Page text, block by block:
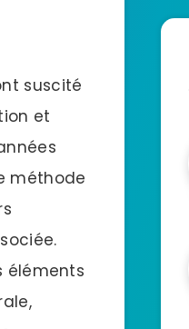
suscité
et
méthode
éléments